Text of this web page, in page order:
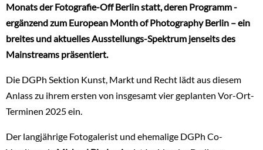
Monats der Fotografie-Off Berlin statt, deren Programm -
ergänzend zum European Month of Photography Berlin – ein
breites und aktuelles Ausstellungs-Spektrum jenseits des
Mainstreams präsentiert.
Die DGPh Sektion Kunst, Markt und Recht lädt aus diesem
Anlass zu ihrem ersten von insgesamt vier geplanten Vor-Ort-
Terminen 2025 ein.
Der langjährige Fotogalerist und ehemalige DGPh Co-